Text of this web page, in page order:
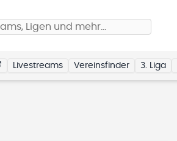
Ligen und mehr…
Livestreams Vereinsfinder 3. Liga